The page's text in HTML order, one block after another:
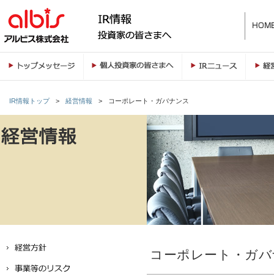
IR情報トップ > 経営情報 > コーポレート・ガバナンス
コーポレート・ガ